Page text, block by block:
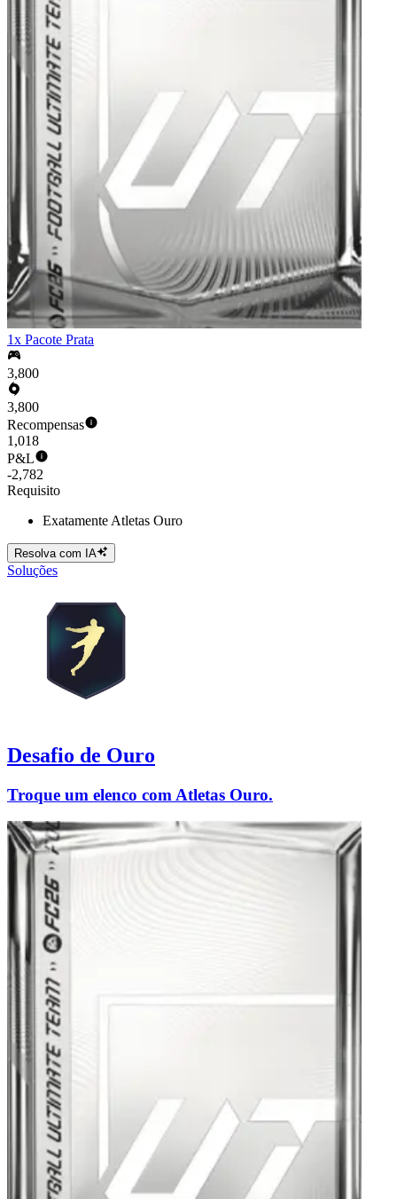
1x Pacote Prata
3,800
3,800
Recompensas
1,018
P&L
-2,782
Requisito
Exatamente Atletas Ouro
Resolva com IA
Soluções
Desafio de Ouro
Troque um elenco com Atletas Ouro.